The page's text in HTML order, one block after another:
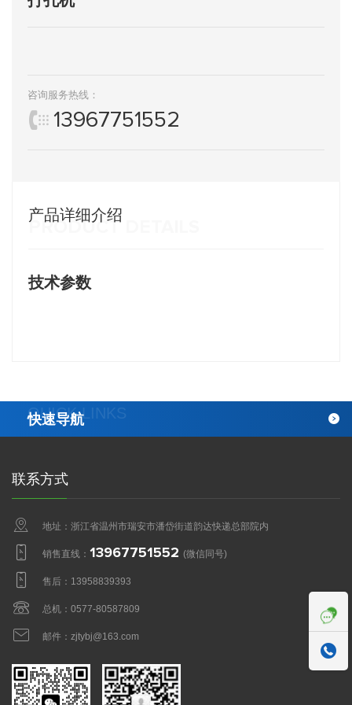
咨询服务热线：
13967751552
产品详细介绍
PRODUCT DETAILS
技术参数
QUICK LINKS
快速导航
联系方式
地址：浙江省温州市瑞安市潘岱街道韵达快递总部院内
销售直线： 13967751552 (微信同号)
售后： 13958839393
总机： 0577-80587809
邮件： zjtybj@163.com
